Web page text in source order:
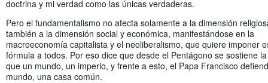
doctrina y mi verdad como las únicas verdaderas.
Pero el fundamentalismo no afecta solamente a la dimensión
también a la dimensión social y económica, manifestándose en la
macroeconomía capitalista y el neoliberalismo, que quiere imponer
fórmula a todos. Por eso dice que desde el Pentágono se sostiene
que un mundo, un imperio, y frente a esto, el Papa Francisco
mundo, una casa común.